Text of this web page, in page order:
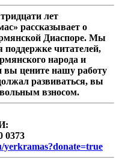
лет
рассказывает о
Диаспоре. Мы
поддержке читателей,
народа и
вы цените нашу работу
развиваться, вы
взносом.
0373
yerkramas?donate=true